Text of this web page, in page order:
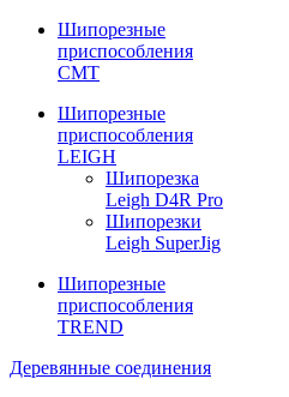
Шипорезные
приспособления
CMT
Шипорезные
приспособления
LEIGH
Шипорезка
Leigh D4R Pro
Шипорезки
Leigh SuperJig
Шипорезные
приспособления
TREND
Деревянные соединения